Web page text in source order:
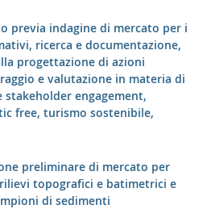
previa indagine di mercato per i
ricerca e documentazione,
progettazione di azioni
e valutazione in materia di
engagement,
free, turismo sostenibile,
preliminare di mercato per
topografici e batimetrici e
di sedimenti